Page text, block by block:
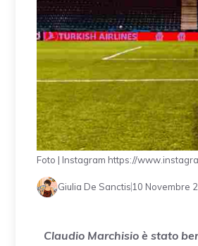
Foto | Instagram https://
Giulia De Sanctis10 Novembre
Claudio Marchisio è stato